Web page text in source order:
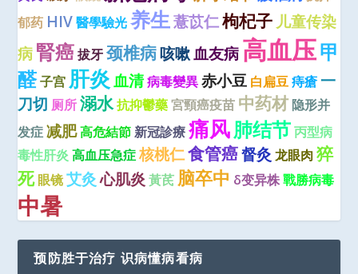
郁药 HIV 醫學驗光 养生薏苡仁枸杞子 儿童传染
病腎癌 拔牙 颈椎病咳嗽血友病高血压甲
醛子宫 肝炎 血清病毒變異 赤小豆 白扁豆 痔瘡 一
刀切 厕所 溺水抗抑鬱藥 宮頸癌疫苗 中药材 隐形并
发症 减肥高危結節 新冠診療 痛风肺结节 丙型病
毒性肝炎 高血压急症 核桃仁食管癌督灸 龙眼肉 猝
死 眼镜 艾灸 心肌炎 黃芪 脑卒中 δ变异株戰勝病毒
中暑
预防胜于治疗 识病懂病看病